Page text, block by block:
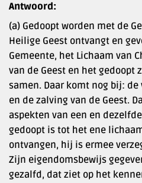
Antwoord:
(a) Gedoopt worden met de
Heilige Geest ontvangt en
Gemeente, het Lichaam van
van de Geest en het gedoopt
samen. Daar komt nog bij:
en de zalving van de Geest.
aspekten van een en dezelfde
gedoopt is tot het ene
ontvangen, hij is ermee
Zijn eigendomsbewijs
gezalfd, dat ziet op het